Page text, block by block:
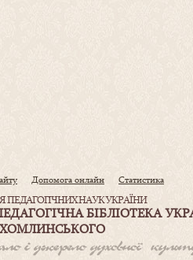
Допомога онлайн Статистика
ПЕДАГОГІЧНИХ НАУК УКРАЇНИ
БІБЛІОТЕКА